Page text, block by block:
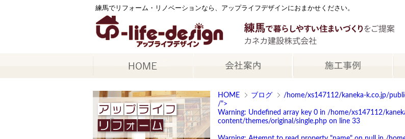
練馬でリフォーム・リノベーションなら、アップライフデザインにおまかせください。
HOME ブログ /home/xs147112/kaneka-k.co.jp/
/">
Warning: Undefined array key 0 in /home/xs147112/
content/themes/original/single.php on line 33